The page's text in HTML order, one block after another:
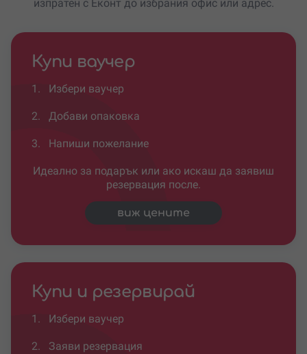
изпратен с Еконт до избрания офис или адрес.
Купи ваучер
1. Избери ваучер
2. Добави опаковка
3. Напиши пожелание
Идеално за подарък или ако искаш да заявиш
резервация после.
виж цените
Купи и резервирай
1. Избери ваучер
2. Заяви резервация